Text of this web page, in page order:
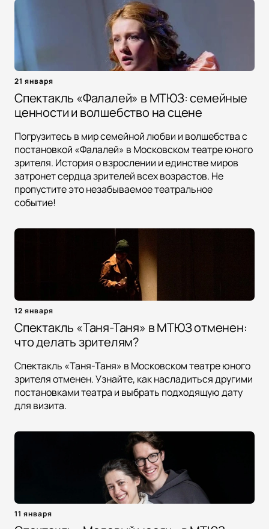
21 января
Спектакль «Фалалей» в МТЮЗ: семейные
ценности и волшебство на сцене
Погрузитесь в мир семейной любви и волшебства с
постановкой «Фалалей» в Московском театре юного
зрителя. История о взрослении и единстве миров
затронет сердца зрителей всех возрастов. Не
пропустите это незабываемое театральное
событие!
12 января
Спектакль «Таня-Таня» в МТЮЗ отменен:
что делать зрителям?
Спектакль «Таня-Таня» в Московском театре юного
зрителя отменен. Узнайте, как насладиться другими
постановками театра и выбрать подходящую дату
для визита.
11 января